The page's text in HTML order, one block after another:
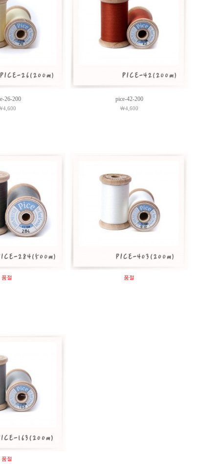
26-200
4,600
pice-42-200
￦4,600
품절 품절
품절